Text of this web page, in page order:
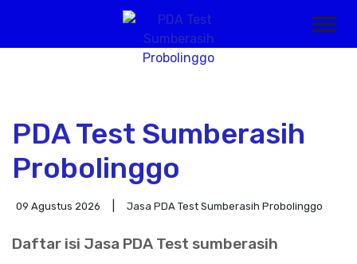
PDA Test Sumberasih
Probolinggo
09 Agustus 2026 Jasa PDA Test Sumberasih Probolinggo
Daftar isi Jasa PDA Test sumberasih